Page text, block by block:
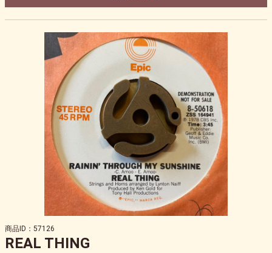
商品ID：57126
REAL THING